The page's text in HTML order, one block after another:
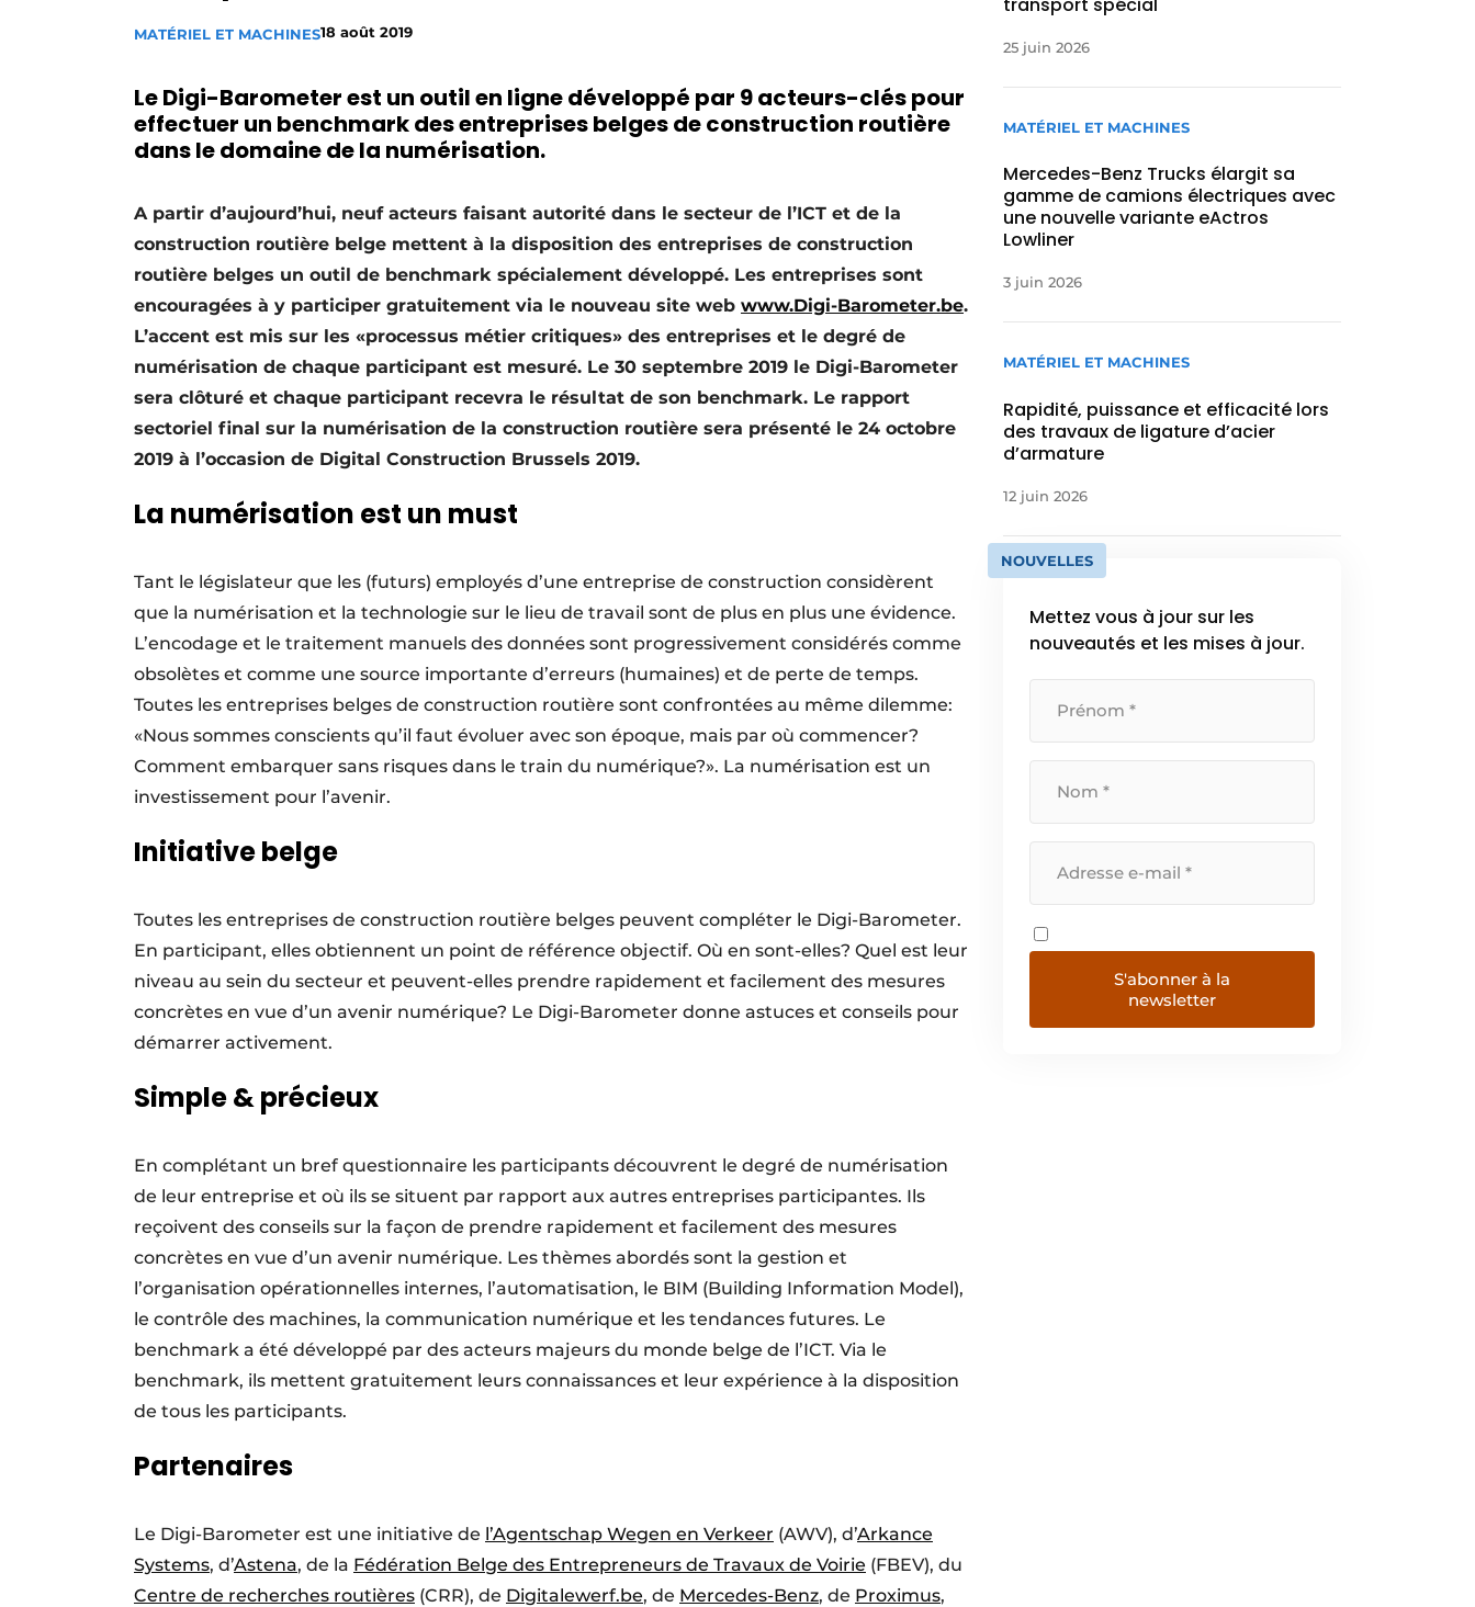
Termes et conditions
MATÉRIEL ET MACHINES18 août 2019
Le Digi-Barometer est un outil en ligne développé par 9 acteurs-clés pour
effectuer un benchmark des entreprises belges de construction routière
dans le domaine de la numérisation.
A partir d’aujourd’hui, neuf acteurs faisant autorité dans le secteur de l’ICT et de la
construction routière belge mettent à la disposition des entreprises de construction
routière belges un outil de benchmark spécialement développé. Les entreprises sont
encouragées à y participer gratuitement via le nouveau site web www.Digi-Barometer.be.
L’accent est mis sur les «processus métier critiques» des entreprises et le degré de
numérisation de chaque participant est mesuré. Le 30 septembre 2019 le Digi-Barometer
sera clôturé et chaque participant recevra le résultat de son benchmark. Le rapport
sectoriel final sur la numérisation de la construction routière sera présenté le 24 octobre
2019 à l’occasion de Digital Construction Brussels 2019.
La numérisation est un must
Tant le législateur que les (futurs) employés d’une entreprise de construction considèrent
que la numérisation et la technologie sur le lieu de travail sont de plus en plus une évidence.
L’encodage et le traitement manuels des données sont progressivement considérés comme
obsolètes et comme une source importante d’erreurs (humaines) et de perte de temps.
Toutes les entreprises belges de construction routière sont confrontées au même dilemme:
«Nous sommes conscients qu’il faut évoluer avec son époque, mais par où commencer?
Comment embarquer sans risques dans le train du numérique?». La numérisation est un
investissement pour l’avenir.
Initiative belge
Toutes les entreprises de construction routière belges peuvent compléter le Digi-Barometer.
En participant, elles obtiennent un point de référence objectif. Où en sont-elles? Quel est leur
niveau au sein du secteur et peuvent-elles prendre rapidement et facilement des mesures
concrètes en vue d’un avenir numérique? Le Digi-Barometer donne astuces et conseils pour
démarrer activement.
Simple & précieux
En complétant un bref questionnaire les participants découvrent le degré de numérisation
de leur entreprise et où ils se situent par rapport aux autres entreprises participantes. Ils
reçoivent des conseils sur la façon de prendre rapidement et facilement des mesures
concrètes en vue d’un avenir numérique. Les thèmes abordés sont la gestion et
l’organisation opérationnelles internes, l’automatisation, le BIM (Building Information Model),
le contrôle des machines, la communication numérique et les tendances futures. Le
benchmark a été développé par des acteurs majeurs du monde belge de l’ICT. Via le
benchmark, ils mettent gratuitement leurs connaissances et leur expérience à la disposition
de tous les participants.
Partenaires
Le Digi-Barometer est une initiative de l’Agentschap Wegen en Verkeer (AWV), d’Arkance
Systems, d’Astena, de la Fédération Belge des Entrepreneurs de Travaux de Voirie (FBEV), du
Centre de recherches routières (CRR), de Digitalewerf.be, de Mercedes-Benz, de Proximus,
25 juin 2026
MATÉRIEL ET MACHINES
Mercedes-Benz Trucks élargit sa
gamme de camions électriques avec
une nouvelle variante eActros
Lowliner
3 juin 2026
MATÉRIEL ET MACHINES
Rapidité, puissance et efficacité lors
des travaux de ligature d’acier
d’armature
12 juin 2026
NOUVELLES
Mettez vous à jour sur les
nouveautés et les mises à jour.
S'abonner à la
newsletter